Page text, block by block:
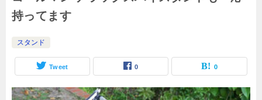
持ってます
スタンド
Tweet 0 0